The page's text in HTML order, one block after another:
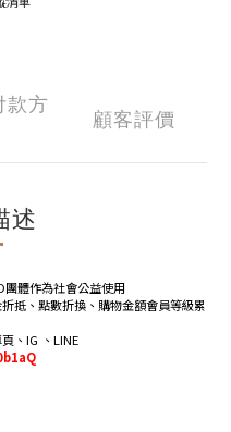
款方
顧客評價
述
體作為社會公益使用
抵、點數折換、購物金額會員等級累
、IG 、LINE